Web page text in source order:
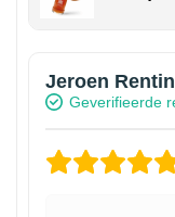
Jeroen
Geverifieerde